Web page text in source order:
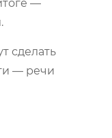
—
сделать
— речи